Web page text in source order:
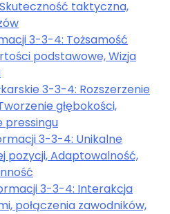
taktyczna,
3-3-4: Tożsamość
podstawowe, Wizja
3-3-4: Rozszerzenie
głębokości,
pressingu
3-3-4: Unikalne
pozycji, Adaptowalność,
3-3-4: Interakcja
połączenia zawodników,